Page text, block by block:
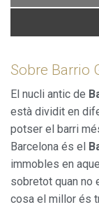
Sobre Barrio
El nucli antic de
està dividit en
potser el barri
Barcelona és el
immobles en
sobretot quan no
cosa el millor és